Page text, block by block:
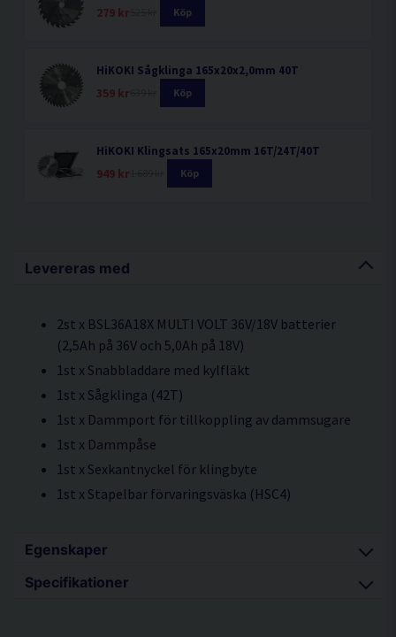
Levereras med
2st x BSL36A18X MULTI VOLT 36V/18V batterier
(2,5Ah på 36V och 5,0Ah på 18V)
1st x Snabbladdare med kylfläkt
1st x Sågklinga (42T)
1st x Dammport för tillkoppling av dammsugare
1st x Dammpåse
1st x Sexkantnyckel för klingbyte
1st x Stapelbar förvaringsväska (HSC4)
Egenskaper
36V högpresterande borstlös motor
Specifikationer
279 kr Köp
HiKOKI Sågklinga 165x20x2,0mm 40T
359 kr Köp
HiKOKI Klingsats 165x20mm 16T/24T/40T
949 kr Köp